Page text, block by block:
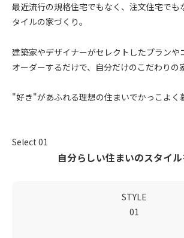
最近流行の規格住宅でもなく、注文住宅でも
タイルの家づくり。
建築家やデザイナーがセレクトしたプランや
オーダーするだけで、自分だけのこだわりの
"好き"があふれる理想の住まいでかっこよく
Select 01
自分らしい住まいのスタイ
STYLE
01